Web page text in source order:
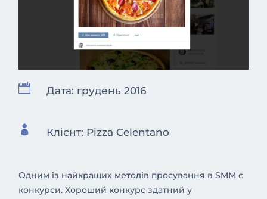
 Дата: грудень 2016
 Клієнт: Pizza Celentano
Одним із найкращих методів просування в SMM є
конкурси. Хороший конкурс здатний у